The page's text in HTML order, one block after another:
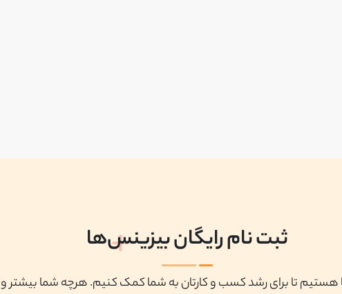
ثبت نام رایگان بیزینس‌ها
هستیم تا برای رشد کسب و کارتان به شما کمک کنیم. هرچه شما بیشتر و